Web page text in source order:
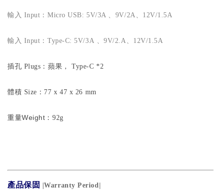
輸入 Input：Micro USB: 5V/3A 、 9V/2A、12V/1.5A
輸入 Input：Type-C: 5V/3A 、9V/2.A、12V/1.5A
插孔 Plugs：蘋果， Type-C *2
體積 Size：77 x 47 x 26 mm
重量Weight ：92g
產品保固 |Warranty Period|